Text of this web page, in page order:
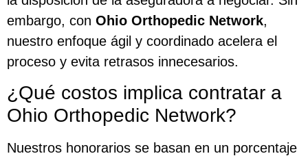
embargo, con Ohio Orthopedic Network,
nuestro enfoque ágil y coordinado acelera el
proceso y evita retrasos innecesarios.
¿Qué costos implica contratar a
Ohio Orthopedic Network?
Nuestros honorarios se basan en un porcentaje